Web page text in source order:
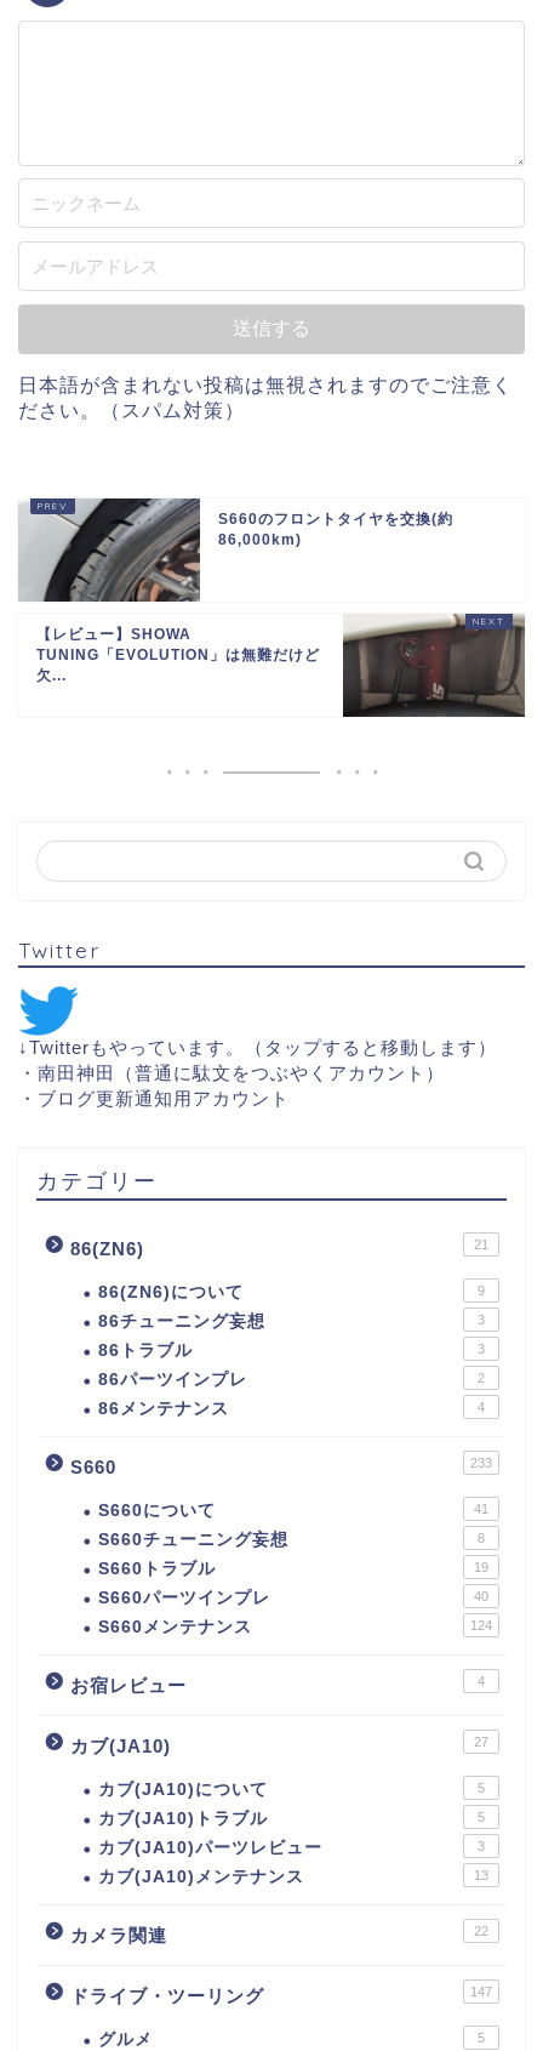
日本語が含まれない投稿は無視されますのでご注意く
ださい。（スパム対策）
S660のフロントタイヤを交換(約
86,000km)
【レビュー】SHOWA
TUNING「EVOLUTION」は無難だけど
欠...
Twitter
↓Twitterもやっています。（タップすると移動します）
・ 南田神田（普通に駄文をつぶやくアカウント）
・ ブログ更新通知用アカウント
カテゴリー
86(ZN6) 21
86(ZN6)について 9
86チューニング妄想 3
86トラブル 3
86パーツインプレ 2
86メンテナンス 4
S660 233
S660について 41
S660チューニング妄想 8
S660トラブル 19
S660パーツインプレ 40
S660メンテナンス 124
お宿レビュー 4
カブ(JA10) 27
カブ(JA10)について 5
カブ(JA10)トラブル 5
カブ(JA10)パーツレビュー 3
カブ(JA10)メンテナンス 13
カメラ関連 22
ドライブ・ツーリング 147
グルメ 5